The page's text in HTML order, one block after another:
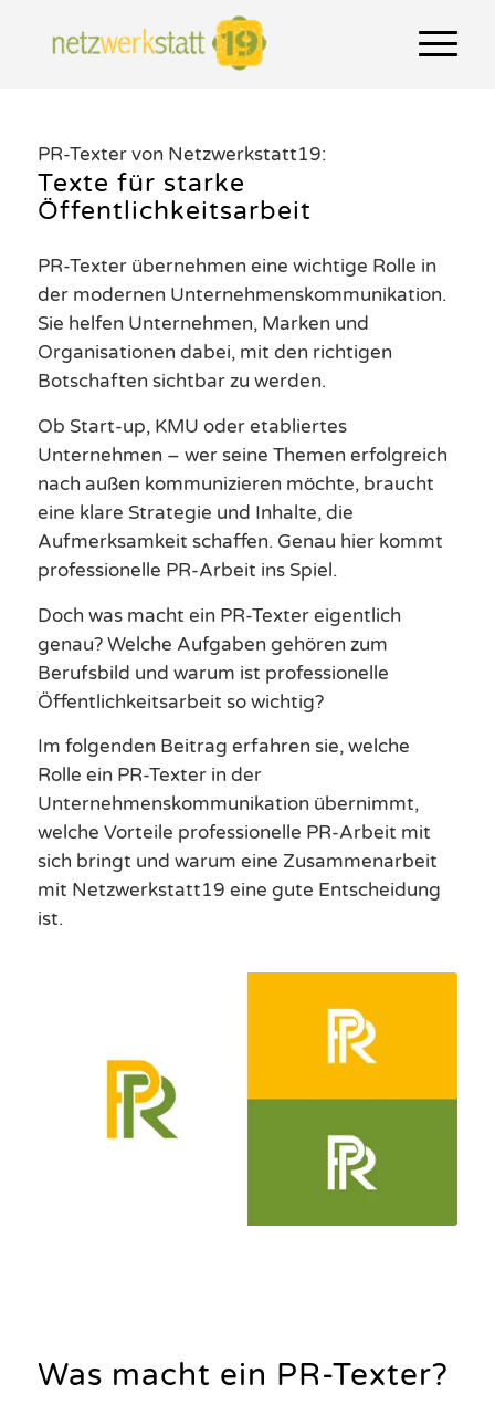
PR-Texter von Netzwerkstatt19:
Texte für starke
Öffentlichkeitsarbeit
PR-Texter übernehmen eine wichtige Rolle in
der modernen Unternehmenskommunikation.
Sie helfen Unternehmen, Marken und
Organisationen dabei, mit den richtigen
Botschaften sichtbar zu werden.
Ob Start-up, KMU oder etabliertes
Unternehmen – wer seine Themen erfolgreich
nach außen kommunizieren möchte, braucht
eine klare Strategie und Inhalte, die
Aufmerksamkeit schaffen. Genau hier kommt
professionelle PR-Arbeit ins Spiel.
Doch was macht ein PR-Texter eigentlich
genau? Welche Aufgaben gehören zum
Berufsbild und warum ist professionelle
Öffentlichkeitsarbeit so wichtig?
Im folgenden Beitrag erfahren sie, welche
Rolle ein PR-Texter in der
Unternehmenskommunikation übernimmt,
welche Vorteile professionelle PR-Arbeit mit
sich bringt und warum eine Zusammenarbeit
mit Netzwerkstatt19 eine gute Entscheidung
ist.
Was macht ein PR-Texter?